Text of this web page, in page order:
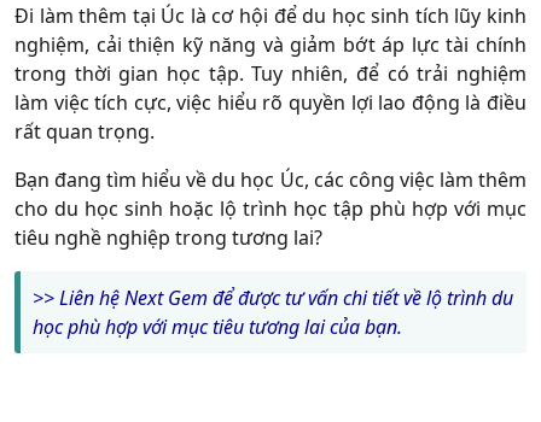
Đi làm thêm tại Úc là cơ hội để du học sinh tích lũy kinh
nghiệm, cải thiện kỹ năng và giảm bớt áp lực tài chính
trong thời gian học tập. Tuy nhiên, để có trải nghiệm
làm việc tích cực, việc hiểu rõ quyền lợi lao động là điều
rất quan trọng.
Bạn đang tìm hiểu về du học Úc, các công việc làm thêm
cho du học sinh hoặc lộ trình học tập phù hợp với mục
tiêu nghề nghiệp trong tương lai?
>> Liên hệ Next Gem để được tư vấn chi tiết về lộ trình du
học phù hợp với mục tiêu tương lai của bạn.